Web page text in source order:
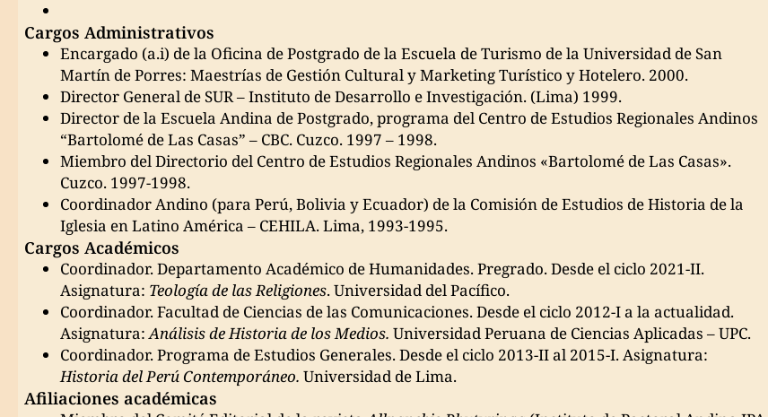
Cargos Administrativos
Encargado (a.i) de la Oficina de Postgrado de la Escuela de Turismo de la Universidad de San
Martín de Porres: Maestrías de Gestión Cultural y Marketing Turístico y Hotelero. 2000.
Director General de SUR – Instituto de Desarrollo e Investigación. (Lima) 1999.
Director de la Escuela Andina de Postgrado, programa del Centro de Estudios Regionales Andinos
“Bartolomé de Las Casas” – CBC. Cuzco. 1997 – 1998.
Miembro del Directorio del Centro de Estudios Regionales Andinos «Bartolomé de Las Casas».
Cuzco. 1997-1998.
Coordinador Andino (para Perú, Bolivia y Ecuador) de la Comisión de Estudios de Historia de la
Iglesia en Latino América – CEHILA. Lima, 1993-1995.
Cargos Académicos
Coordinador. Departamento Académico de Humanidades. Pregrado. Desde el ciclo 2021-II.
Asignatura: Teología de las Religiones. Universidad del Pacífico.
Coordinador. Facultad de Ciencias de las Comunicaciones. Desde el ciclo 2012-I a la actualidad.
Asignatura:Análisis de Historia de los Medios.Universidad Peruana de Ciencias Aplicadas – UPC.
Coordinador. Programa de Estudios Generales. Desde el ciclo 2013-II al 2015-I. Asignatura:
Historia del Perú Contemporáneo.Universidad de Lima.
Afiliaciones académicas